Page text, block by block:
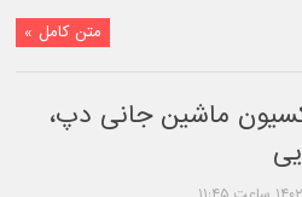
متن کامل »
ماشین جانی دپ،